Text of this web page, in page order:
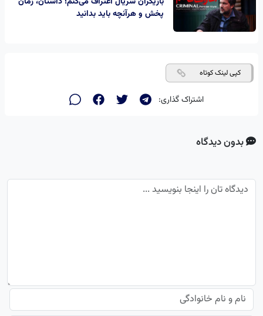
پخش و هرآنچه باید بدانید
کپی لینک کوتاه
اشتراک گذاری:
بدون دیدگاه